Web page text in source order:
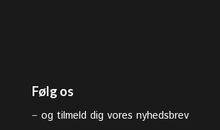
Følg os
– og tilmeld dig vores nyhedsbrev